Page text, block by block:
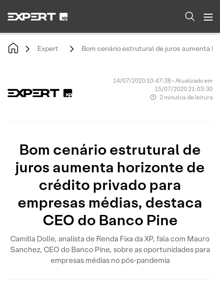
Expert Bom cenário estrutural de juros aumenta
14/07/2020 10:47:38 • Atualizado em
15/07/2020 21:03:30
2 minutos de leitura
Bom cenário estrutural de
juros aumenta horizonte de
crédito privado para
empresas médias, destaca
CEO do Banco Pine
Camilla Dolle, analista de Renda Fixa da XP, fala com Mauro
Sanchez, CEO do Banco Pine, sobre as oportunidades para
empresas médias no pós-pandemia